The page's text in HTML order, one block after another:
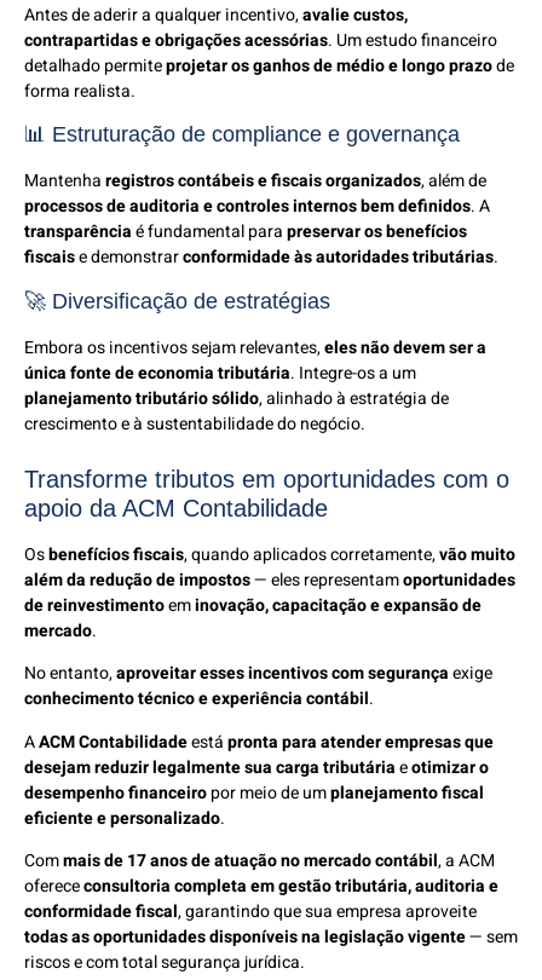
Antes de aderir a qualquer incentivo,avalie custos,
contrapartidas e obrigações acessórias. Um estudo financeiro
detalhado permiteprojetar os ganhos de médio e longo prazode
forma realista.
📊 Estruturação de compliance e governança
Mantenharegistros contábeis e fiscais organizados, além de
processos de auditoria e controles internos bem definidos. A
transparênciaé fundamental parapreservar os benefícios
fiscaise demonstrarconformidade às autoridades tributárias.
🚀 Diversificação de estratégias
Embora os incentivos sejam relevantes,eles não devem ser a
única fonte de economia tributária. Integre-os a um
planejamento tributário sólido, alinhado à estratégia de
crescimento e à sustentabilidade do negócio.
Transforme tributos em oportunidades com o
apoio da ACM Contabilidade
Osbenefícios fiscais, quando aplicados corretamente,vão muito
além da redução de impostos— eles representamoportunidades
de reinvestimentoeminovação, capacitação e expansão de
mercado.
No entanto,aproveitar esses incentivos com segurançaexige
conhecimento técnico e experiência contábil.
AACM Contabilidadeestápronta para atender empresas que
desejam reduzir legalmente sua carga tributáriaeotimizar o
desempenho financeiropor meio de umplanejamento fiscal
eficiente e personalizado.
Commais de 17 anos de atuação no mercado contábil, a ACM
oferececonsultoria completa em gestão tributária, auditoria e
conformidade fiscal, garantindo que sua empresa aproveite
todas as oportunidades disponíveis na legislação vigente— sem
riscos e com total segurança jurídica.